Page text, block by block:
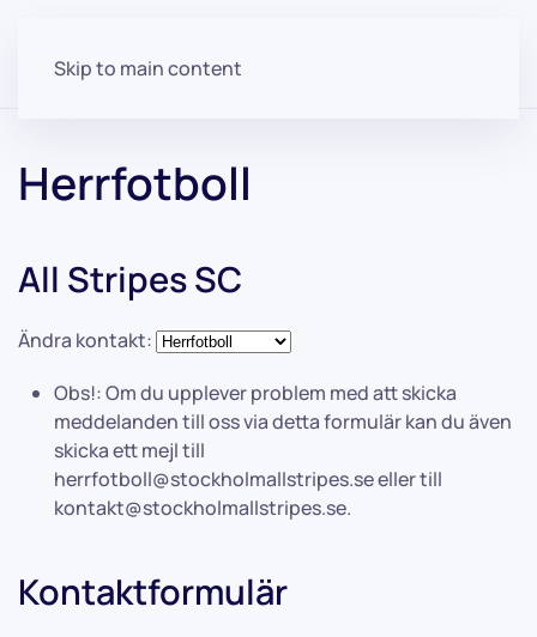
Skip to main content
Herrfotboll
All Stripes SC
Ändra kontakt:
Obs!:Om du upplever problem med att skicka
meddelanden till oss via detta formulär kan du även
skicka ett mejl till
herrfotboll@stockholmallstripes.seeller till
kontakt@stockholmallstripes.se.
Kontaktformulär